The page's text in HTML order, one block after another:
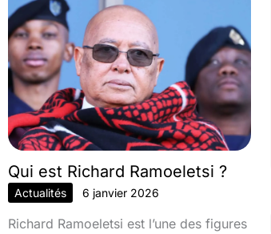
Qui est Richard Ramoeletsi ?
Actualités 6 janvier 2026
Richard Ramoeletsi est l’une des figures